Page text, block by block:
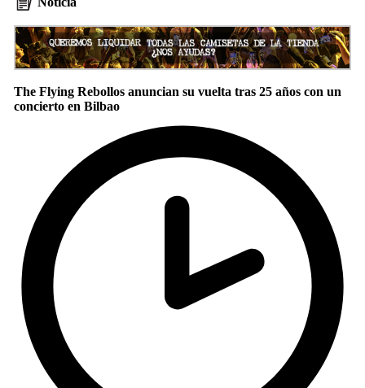
The Flying Rebollos anuncian su vuelta tras 25 años con un
concierto en Bilbao